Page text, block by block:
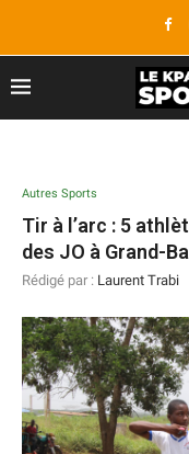
Autres Sports
Tir à l’arc : 5
des JO à Grand-
Rédigé par : Laurent Trabi